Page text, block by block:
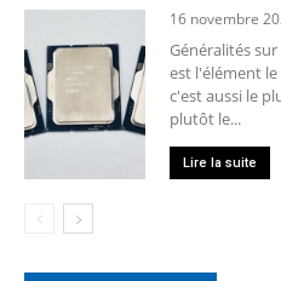
16 novembre
Généralités
est l'élément
c'est aussi le
plutôt le...
Lire la suite